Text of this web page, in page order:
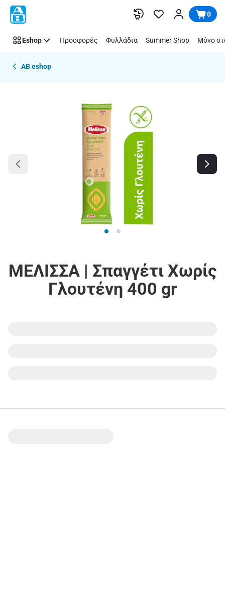
Παράλειψη 0
Eshop Προσφορές Φυλλάδια Summer Shop Μόνο
AB eshop
ΜΕΛΙΣΣΑ | Σπαγγέτι Χωρίς
Γλουτένη 400 gr